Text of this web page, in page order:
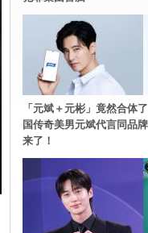
「元斌＋元彬」竟然合体
国传奇美男元斌代言同品
来了！